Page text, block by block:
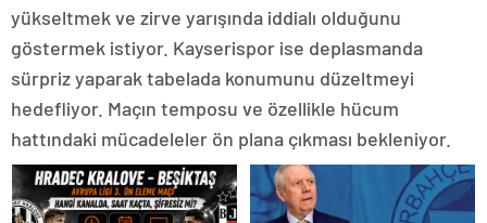
yükseltmek ve zirve yarışında iddialı olduğunu
göstermek istiyor. Kayserispor ise deplasmanda
sürpriz yaparak tabelada konumunu düzeltmeyi
hedefliyor. Maçın temposu ve özellikle hücum
hattındaki mücadeleler ön plana çıkması bekleniyor.